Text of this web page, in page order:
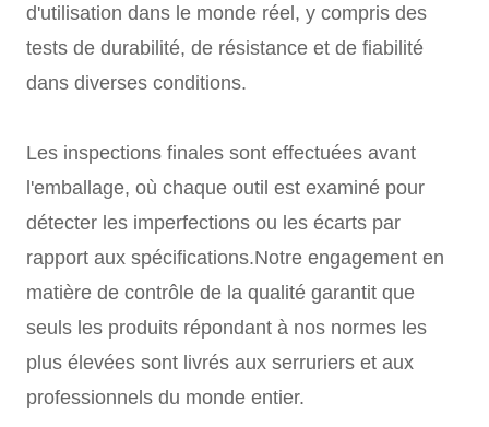
d'utilisation dans le monde réel, y compris des
tests de durabilité, de résistance et de fiabilité
dans diverses conditions.
Les inspections finales sont effectuées avant
l'emballage, où chaque outil est examiné pour
détecter les imperfections ou les écarts par
rapport aux spécifications.Notre engagement en
matière de contrôle de la qualité garantit que
seuls les produits répondant à nos normes les
plus élevées sont livrés aux serruriers et aux
professionnels du monde entier.